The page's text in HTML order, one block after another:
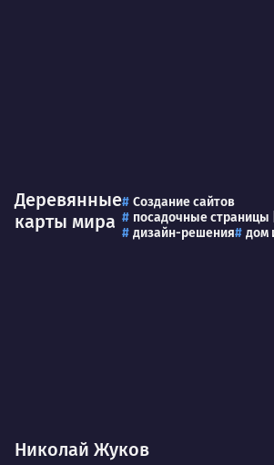
Деревянные
карты мира
Создание сайтов
посадочные страницы
дизайн-решения
дом
Николай Жуков